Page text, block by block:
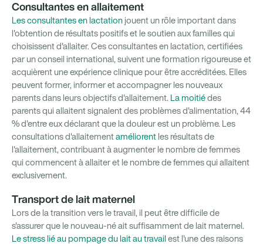
Consultantes en allaitement
Les consultantes en lactationjouent un rôle important dans
l'obtention de résultats positifs et le soutien aux familles qui
choisissent d'allaiter. Ces consultantes en lactation, certifiées
par un conseil international, suivent une formation rigoureuse et
acquièrent une expérience clinique pour être accréditées. Elles
peuvent former, informer et accompagner les nouveaux
parents dans leurs objectifs d'allaitement. La moitiédes
parents qui allaitent signalent des problèmes d'alimentation, 44
% d'entre eux déclarant que la douleur est un problème. Les
consultations d'allaitementaméliorent les résultats de
l'allaitement, contribuant à augmenter le nombre de femmes
qui commencent à allaiter et le nombre de femmes qui allaitent
exclusivement.
Transport de lait maternel
Lors de la transition vers le travail, il peut être difficile de
s'assurer que le nouveau-né ait suffisamment de lait maternel.
Le stress lié au pompage du lait au travail est l'une des raisons